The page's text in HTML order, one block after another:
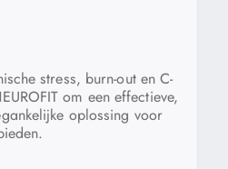
stress, burn-out en C-
om een effectieve,
oplossing voor